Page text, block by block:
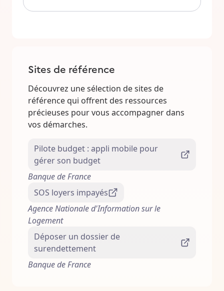
Sites de référence
Découvrez une sélection de sites de
référence qui offrent des ressources
précieuses pour vous accompagner dans
vos démarches.
Pilote budget : appli mobile pour
gérer son budget
Banque de France
SOS loyers impayés
Agence Nationale d'Information sur le
Logement
Déposer un dossier de
surendettement
Banque de France